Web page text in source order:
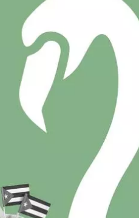
has de iniciar sesión
SESIÓN